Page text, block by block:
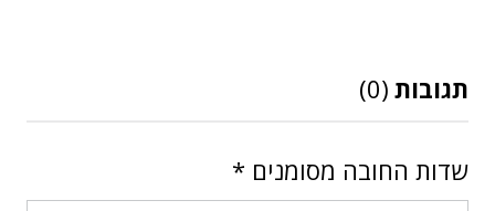
תגובות (0)
שדות החובה מסומנים *